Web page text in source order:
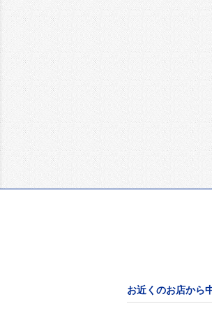
お近くのお店から